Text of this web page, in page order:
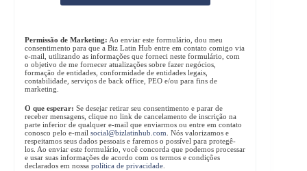
Permissão de Marketing: Ao enviar este formulário, dou meu
consentimento para que a Biz Latin Hub entre em contato comigo via
e-mail, utilizando as informações que forneci neste formulário, com
o objetivo de me fornecer atualizações sobre fazer negócios,
formação de entidades, conformidade de entidades legais,
contabilidade, serviços de back office, PEO e/ou para fins de
marketing.
O que esperar: Se desejar retirar seu consentimento e parar de
receber mensagens, clique no link de cancelamento de inscrição na
parte inferior de qualquer e-mail que enviarmos ou entre em contato
conosco pelo e-mail social@bizlatinhub.com . Nós valorizamos e
respeitamos seus dados pessoais e faremos o possível para protegê-
los. Ao enviar este formulário, você concorda que podemos processar
e usar suas informações de acordo com os termos e condições
declarados em nossa política de privacidade